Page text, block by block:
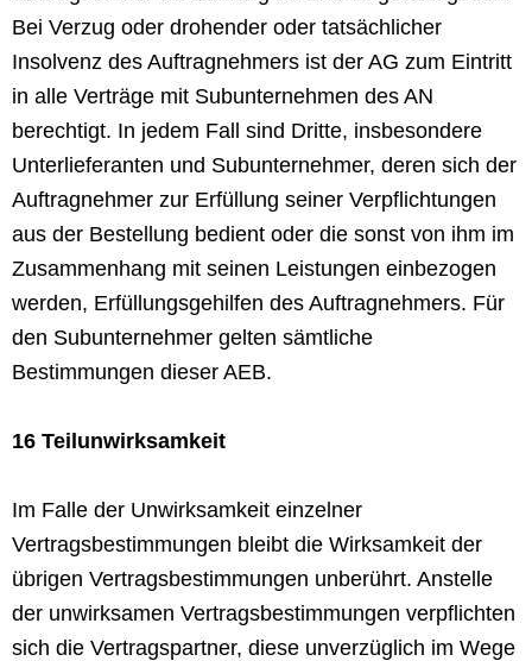
Bei Verzug oder drohender oder tatsächlicher
Insolvenz des Auftragnehmers ist der AG zum Eintritt
in alle Verträge mit Subunternehmen des AN
berechtigt. In jedem Fall sind Dritte, insbesondere
Unterlieferanten und Subunternehmer, deren sich der
Auftragnehmer zur Erfüllung seiner Verpflichtungen
aus der Bestellung bedient oder die sonst von ihm im
Zusammenhang mit seinen Leistungen einbezogen
werden, Erfüllungsgehilfen des Auftragnehmers. Für
den Subunternehmer gelten sämtliche
Bestimmungen dieser AEB.
16 Teilunwirksamkeit
Im Falle der Unwirksamkeit einzelner
Vertragsbestimmungen bleibt die Wirksamkeit der
übrigen Vertragsbestimmungen unberührt. Anstelle
der unwirksamen Vertragsbestimmungen verpflichten
sich die Vertragspartner, diese unverzüglich im Wege